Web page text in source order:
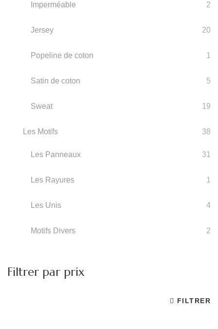
Imperméable 2
Jersey 20
Popeline de coton 1
Satin de coton 5
Sweat 19
Les Motifs 38
Les Panneaux 31
Les Rayures 1
Les Unis 4
Motifs Divers 2
Filtrer par prix
FILTRER